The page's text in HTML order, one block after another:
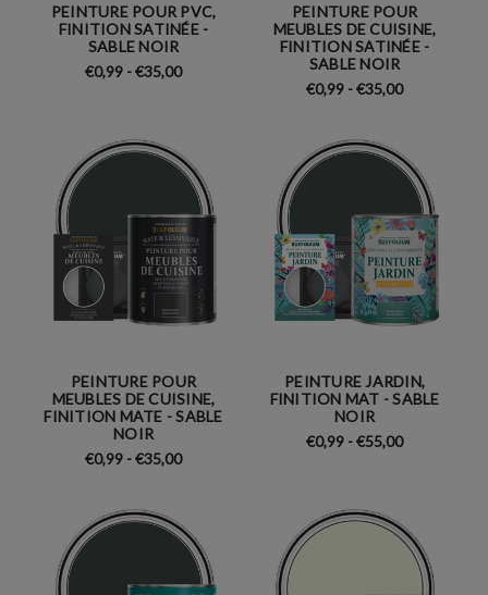
PEINTURE POUR PVC,
FINITION SATINÉE -
SABLE NOIR
€0,99 - €35,00
PEINTURE POUR
MEUBLES DE CUISINE,
FINITION SATINÉE -
SABLE NOIR
€0,99 - €35,00
PEINTURE POUR
MEUBLES DE CUISINE,
FINITION MATE - SABLE
NOIR
€0,99 - €35,00
PEINTURE JARDIN,
FINITION MAT - SABLE
NOIR
€0,99 - €55,00